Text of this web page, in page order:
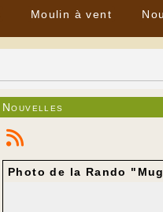
Moulin à vent
Nouvelles
Photo de la Rando